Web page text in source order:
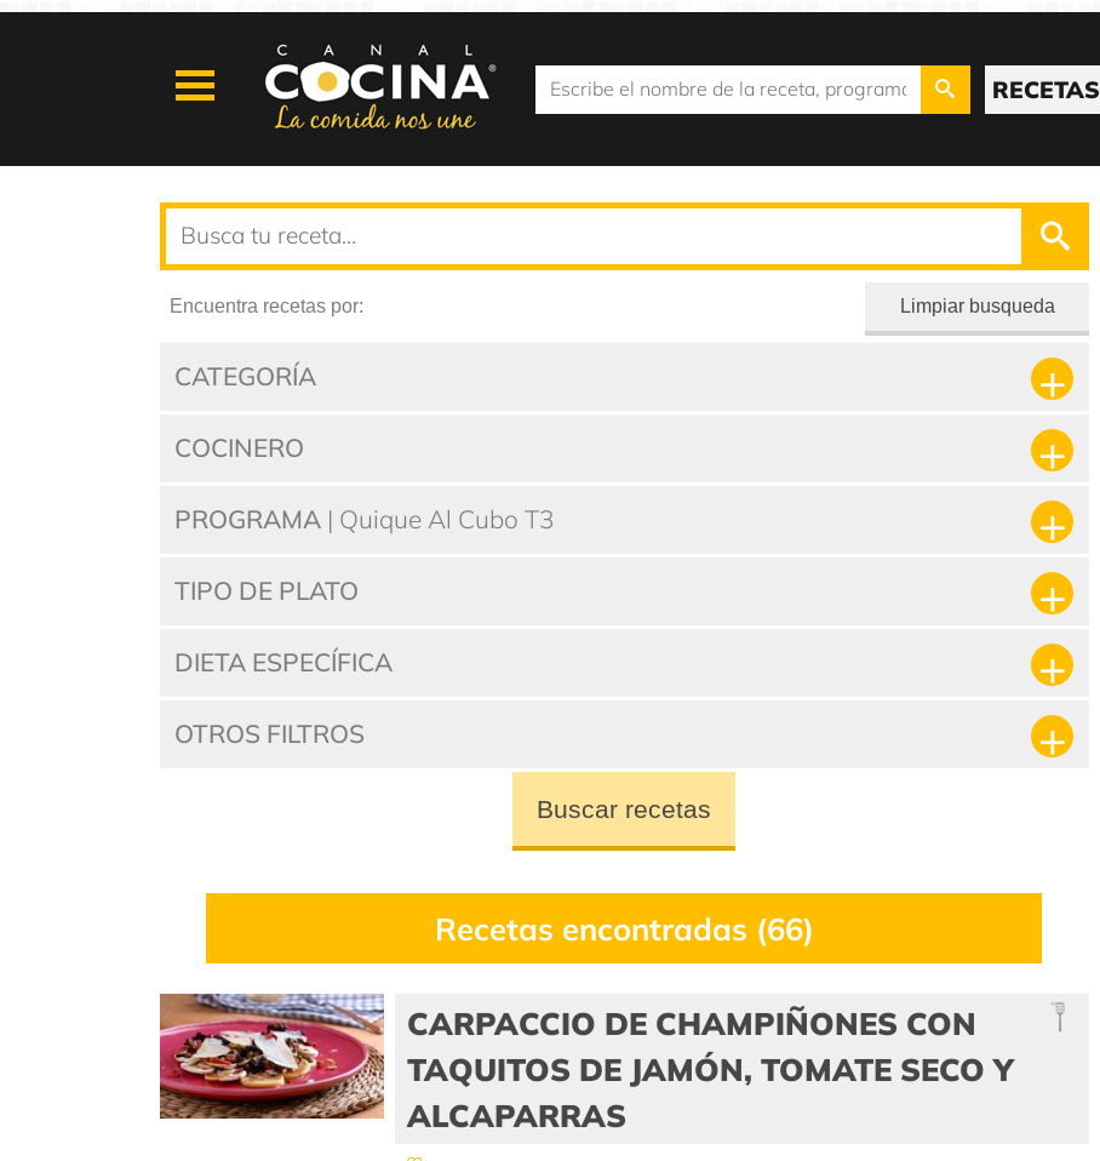
RECETAS
Encuentra recetas por: Limpiar busqueda
CATEGORÍA
COCINERO
PROGRAMA | Quique Al Cubo T3
TIPO DE PLATO
DIETA ESPECÍFICA
OTROS FILTROS
Buscar recetas
Recetas encontradas (66)
CARPACCIO DE CHAMPIÑONES CON
TAQUITOS DE JAMÓN, TOMATE SECO Y
ALCAPARRAS